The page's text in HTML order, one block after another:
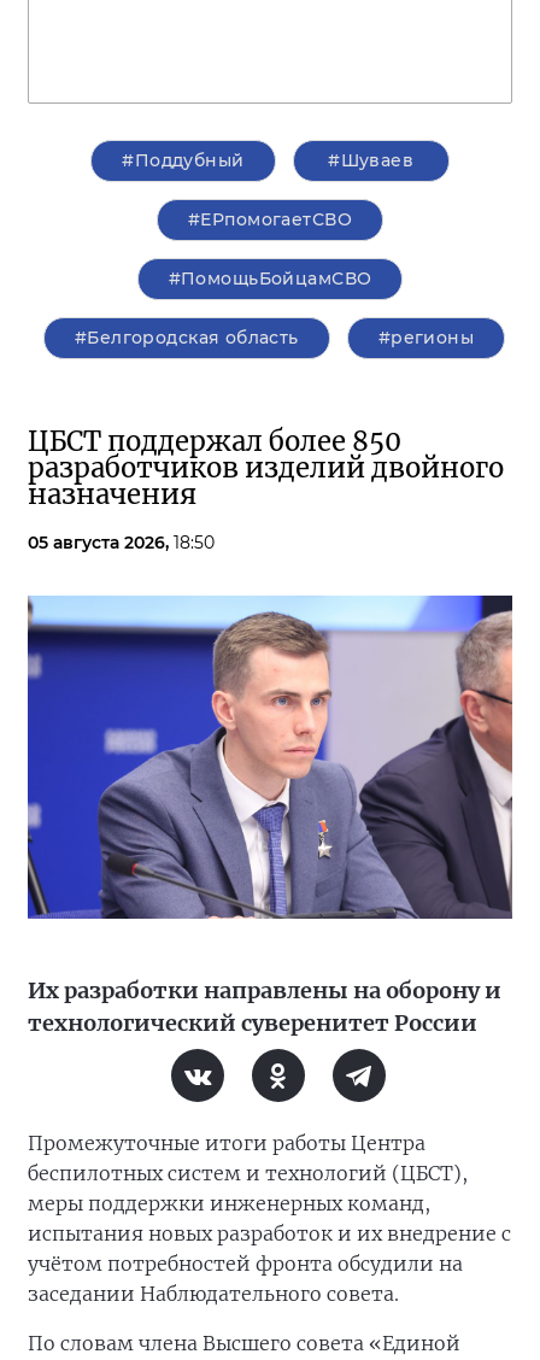
#Поддубный #Шуваев
#ЕРпомогаетСВО
#ПомощьБойцамСВО
#Белгородская область #регионы
ЦБСТ поддержал более 850
разработчиков изделий двойного
назначения
05 августа 2026, 18:50
Их разработки направлены на оборону и
технологический суверенитет России
Промежуточные итоги работы Центра
беспилотных систем и технологий (ЦБСТ),
меры поддержки инженерных команд,
испытания новых разработок и их внедрение с
учётом потребностей фронта обсудили на
заседании Наблюдательного совета.
По словам члена Высшего совета «Единой